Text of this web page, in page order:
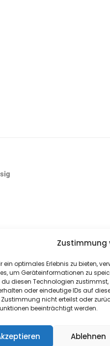
Zustimmung
ein optimales Erlebnis zu bieten,
um Geräteinformationen zu
du diesen Technologien
oder eindeutige IDs auf
nicht erteilst oder
beeinträchtigt werden.
Ablehnen